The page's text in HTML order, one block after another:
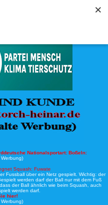
Nationalsportart: Boßeln:
Squash: Fuwate
Fussball über ein Netz gespielt. Wichtig: der
werden darf der Ball nur mit dem Fuß
der Ball ähnlich wie beim Squash, auch
werden darf.
hier!